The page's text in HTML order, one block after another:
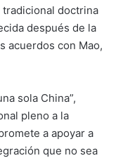
tradicional doctrina
después de la
acuerdos con Mao,
sola China”,
pleno a la
a apoyar a
que no sea